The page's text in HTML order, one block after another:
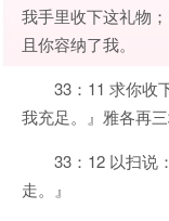
我手里收下这礼物
且你容纳了我。
33：11 求你收
我充足。』雅各再
33：12 以扫说
走。』